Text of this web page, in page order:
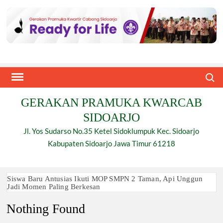
content
GERAKAN PRAMUKA KWARCAB
SIDOARJO
Jl. Yos Sudarso No.35 Ketel Sidoklumpuk Kec. Sidoarjo
Kabupaten Sidoarjo Jawa Timur 61218
Siswa Baru Antusias Ikuti MOP SMPN 2 Taman, Api Unggun
Jadi Momen Paling Berkesan
Berjalan 2 Kilometer hingga Taklukkan Beragam Ujian, Inilah
Nothing Found